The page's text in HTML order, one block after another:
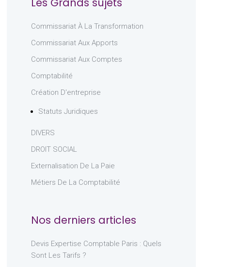
Commissariat À La Transformation
Commissariat Aux Apports
Commissariat Aux Comptes
Comptabilité
Création D'entreprise
Statuts Juridiques
DIVERS
DROIT SOCIAL
Externalisation De La Paie
Métiers De La Comptabilité
Nos derniers articles
Devis Expertise Comptable Paris : Quels
Sont Les Tarifs ?